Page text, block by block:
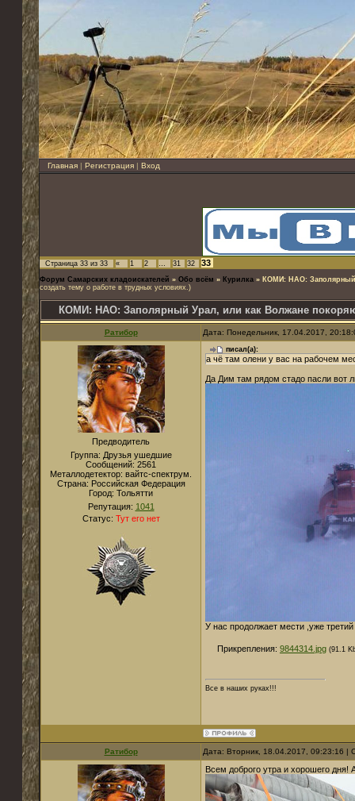
Главная | Регистрация | Вход
Страница 33 из 33 « 1 2 … 31 32 33
Форум Самарских кладоискателей » Обо всём » Курилка » КОМИ: НАО:
создать тему о работе в трудных условиях.)
КОМИ: НАО: Заполярный Урал, или как Волжане
Ратибор Дата: Понедельник, 17.04.2017,
Предводитель
Группа: Друзья ушедшие
Сообщений: 2561
Металлодетектор: вайтс-спектрум.
Страна: Российская Федерация
Город: Тольятти
Репутация: 1041
Статус: Тут его нет
писал(а):
а чё там олени у вас на рабочем
Да Дим там рядом стадо пасли вот
У нас продолжает мести ,уже
Прикрепления: 9844314.jpg (91.1
Все в наших руках!!!
Ратибор Дата: Вторник, 18.04.2017, 09:23:16
Всем доброго утра и хорошего